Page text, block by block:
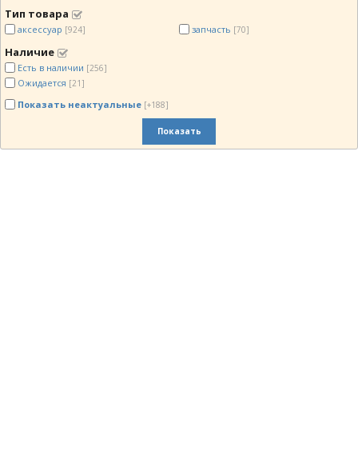
Тип товара
аксессуар [924] запчасть [70]
Наличие
Есть в наличии [256]
Ожидается [21]
Показать неактуальные [+188]
Показать